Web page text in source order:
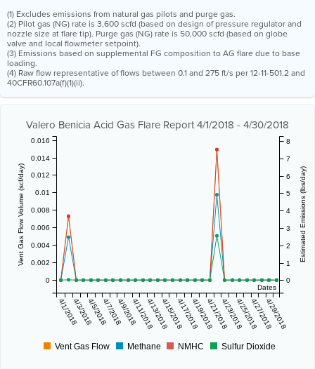
(1) Excludes emissions from natural gas pilots and purge gas.
(2) Pilot gas (NG) rate is 3,600 scfd (based on design of pressure regulator and
nozzle size at flare tip). Purge gas (NG) rate is 50,000 scfd (based on globe
valve and local flowmeter setpoint).
(3) Emissions based on supplemental FG composition to AG flare due to base
loading.
(4) Raw flow representative of flows between 0.1 and 275 ft/s per 12-11-501.2 and
40CFR60.107a(f)(1)(ii).
Valero Benicia Acid Gas Flare Report 4/1/2018 - 4/30/2018
Dates
4/1/20184/3/20184/5/20184/7/20184/9/20184/11/20184/13/20184/15/20184/17/20184/19/20184/21/20184/23/20184/25/20184/27/20184/29/2018
Vent Gas Flow Volume (scf/day)
0
0.002
0.004
0.006
0.008
0.01
0.012
0.014
0.016
Estimated Emissions (lbs/day)
0
1
2
3
4
5
6
7
8
Vent Gas Flow Methane NMHC Sulfur Dioxide